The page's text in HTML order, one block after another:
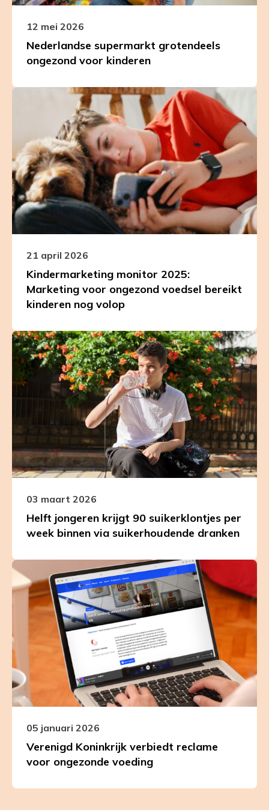
Nederlandse supermarkt grotendeels
ongezond voor kinderen
12 mei 2026
Kindermarketing monitor 2025:
Marketing voor ongezond voedsel bereikt
kinderen nog volop
21 april 2026
Leer
Kindermarketing
monitor
2025:
Marketing
voor
ongezond
voedsel
bereikt
kinderen
volop
Helft jongeren krijgt 90 suikerklontjes per
week binnen via suikerhoudende dranken
03 maart 2026
Leer
meer
over
Helft
jongeren
90
suikerklontjes
per
week
binnen
dranken
Verenigd Koninkrijk verbiedt reclame
voor ongezonde voeding
05 januari 2026
Leer
meer
over
Verenigd
verbiedt
reclame
voor
ongezonde
voeding